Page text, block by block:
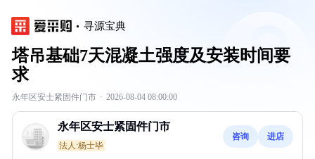
寻源宝典
塔吊基础7天混凝土强度及安装时间要
求
永年区安士紧固件门市 · 2026-08-04 08:00:00
永年区安士紧固件门市
法人:杨士毕
咨询 进店